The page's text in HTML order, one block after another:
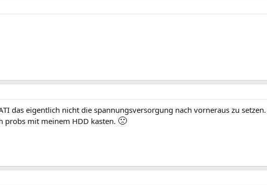
das eigentlich nicht die spannungsversorgung nach vorneraus zu
probs mit meinem HDD kasten. 🙁